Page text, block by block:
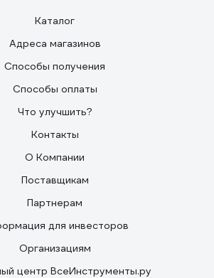
Каталог
Адреса магазинов
Способы получения
Способы оплаты
Что улучшить?
Контакты
О Компании
Поставщикам
Партнерам
для инвесторов
Организациям
центр ВсеИнструменты.ру